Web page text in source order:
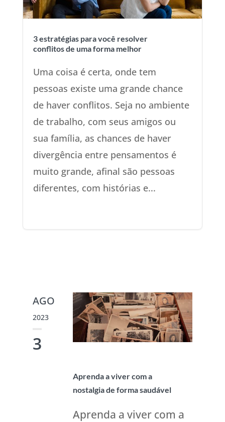
3 estratégias para você resolver
conflitos de uma forma melhor
Uma coisa é certa, onde tem
pessoas existe uma grande chance
de haver conflitos. Seja no ambiente
de trabalho, com seus amigos ou
sua família, as chances de haver
divergência entre pensamentos é
muito grande, afinal são pessoas
diferentes, com histórias e...
AGO
2023
3
Aprenda a viver com a
nostalgia de forma saudável
Aprenda a viver com a